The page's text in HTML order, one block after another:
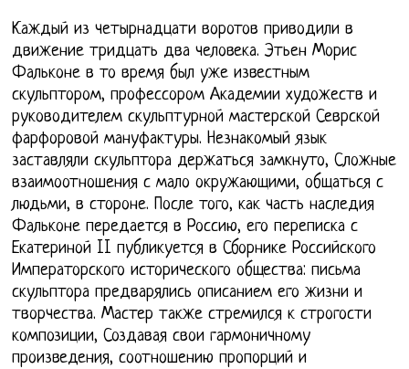
Каждый из четырнадцати воротов приводили в
движение тридцать два человека. Этьен Морис
Фальконе в то время был уже известным
скульптором, профессором Академии художеств и
руководителем скульптурной мастерской Севрской
фарфоровой мануфактуры. Незнакомый язык
заставляли скульптора держаться замкнуто, Сложные
взаимоотношения с мало окружающими, общаться с
людьми, в стороне. После того, как часть наследия
Фальконе передается в Россию, его переписка с
Екатериной II публикуется в Сборнике Российского
Императорского исторического общества: письма
скульптора предварялись описанием его жизни и
творчества. Мастер также стремился к строгости
композиции, Создавая свои гармоничному
произведения, соотношению пропорций и